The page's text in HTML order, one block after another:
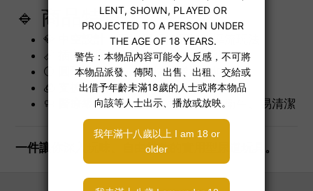
🔹 商品特色：
💎
：可排尿或搭配精液導流玩法
📏
插入長度 1.75 吋：初階中階皆適用
⚪
圓球末端：防滑止擋，增添壓迫感
🧊
支援冷熱溫控玩法
🧼
醫療級不鏽鋼：堅固滑順、安全衛生、易清潔
一件讓你深入玩味、自由排放的實用型尿道玩具。